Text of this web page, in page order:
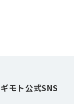
モト公式SNS